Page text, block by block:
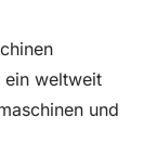
ein weltweit
und